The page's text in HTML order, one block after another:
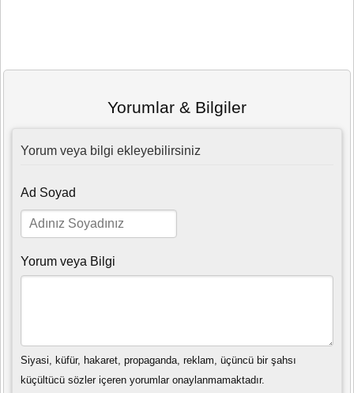
Yorumlar & Bilgiler
Yorum veya bilgi ekleyebilirsiniz
Ad Soyad
Yorum veya Bilgi
Siyasi, küfür, hakaret, propaganda, reklam, üçüncü bir şahsı
küçültücü sözler içeren yorumlar onaylanmamaktadır.